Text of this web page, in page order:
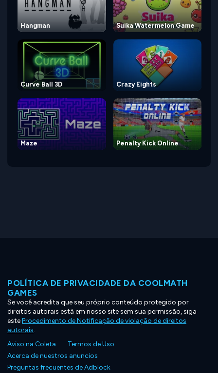
Hangman Suika Watermelon Game
Curve Ball 3D Crazy Eights
Maze Penalty Kick Online
POLÍTICA DE PRIVACIDADE DA COOLMATH
GAMES
Se você acredita que seu próprio conteúdo protegido por
direitos autorais está em nosso site sem sua permissão, siga
esteProcedimento de Notificação de violação de direitos
autorais.
Aviso na Coleta
Termos de Uso
Acerca de nuestros anuncios
Preguntas frecuentes de Adblock